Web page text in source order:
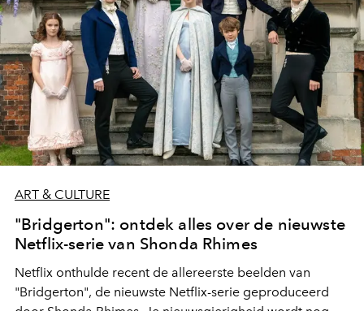
ART & CULTURE
"Bridgerton": ontdek alles over de nieuwste
Netflix-serie van Shonda Rhimes
Netflix onthulde recent de allereerste beelden van
"Bridgerton", de nieuwste Netflix-serie geproduceerd